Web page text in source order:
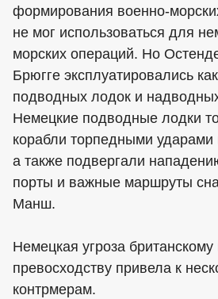
формирования военно-
не мог использоваться для
морских операций. Но
Брюгге эксплуатировались
подводных лодок и
Немецкие подводные лодки
корабли торпедными ударами
а также подвергали
порты и важные маршруты
Манш.
Немецкая угроза
превосходству привела к
контрмерам.